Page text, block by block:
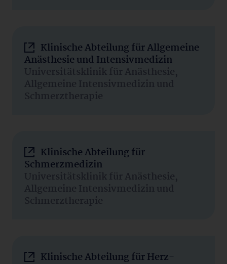
Klinische Abteilung für Allgemeine
Anästhesie und Intensivmedizin
Universitätsklinik für Anästhesie,
Allgemeine Intensivmedizin und
Schmerztherapie
Klinische Abteilung für
Schmerzmedizin
Universitätsklinik für Anästhesie,
Allgemeine Intensivmedizin und
Schmerztherapie
Klinische Abteilung für Herz-